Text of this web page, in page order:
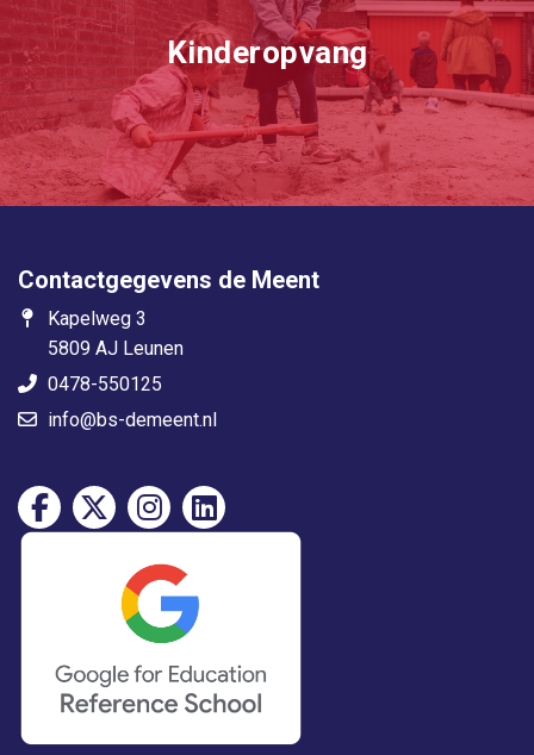
Kinderopvang
Contactgegevens de Meent
Kapelweg 3
5809 AJ Leunen
0478-550125
info@bs-demeent.nl